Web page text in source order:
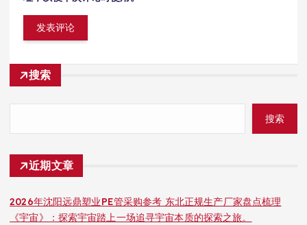
搜索
搜索
近期文章
2026年沈阳远鼎塑业PE管采购参考 东北正规生产厂家盘点梳理
《宇宙》：探索宇宙踏上一场追寻宇宙本质的探索之旅。